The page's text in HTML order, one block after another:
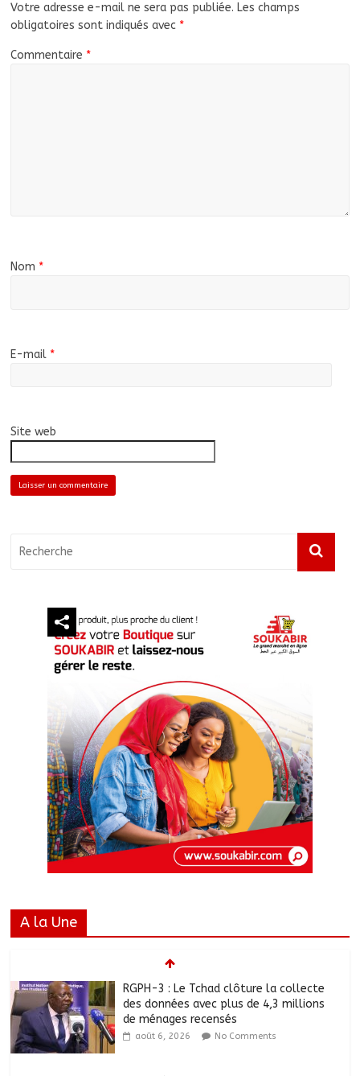
Votre adresse e-mail ne sera pas publiée. Les champs
obligatoires sont indiqués avec *
Commentaire *
Nom *
E-mail *
Site web
A la Une
RGPH-3 : Le Tchad clôture la collecte
des données avec plus de 4,3 millions
de ménages recensés
août 6, 2026 No Comments